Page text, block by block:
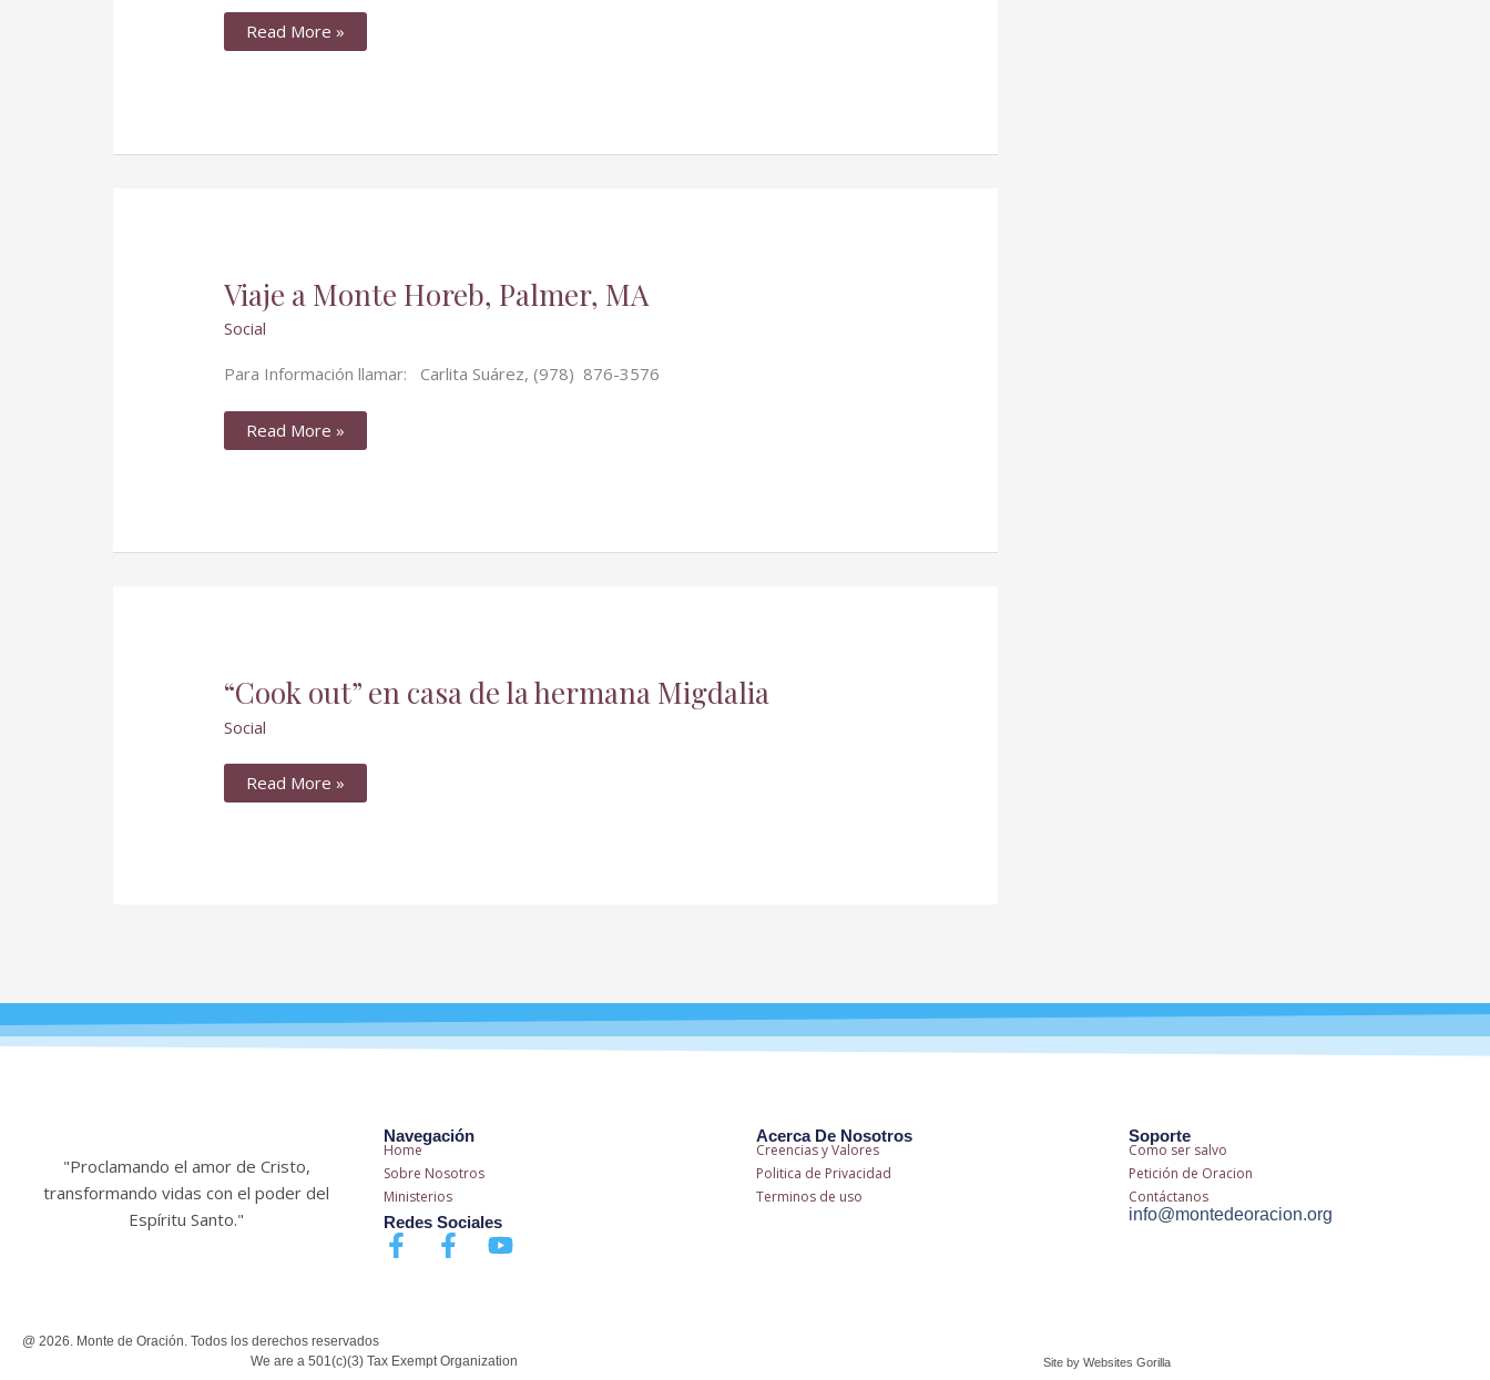
en
Laconia,
New
Read More »
Viaje a Monte Horeb, Palmer, MA
Social
Para Información llamar: Carlita Suárez, (978) 876-3576
Viaje
a
Monte
Horeb,
MA
Read More »
“Cook out” en casa de la hermana Migdalia
Social
“Cook
out”
casa
la
hermana
Migdalia
Read More »
"Proclamando el amor de Cristo,
transformando vidas con el poder del
Espíritu Santo."
Navegación
Home
Sobre Nosotros
Ministerios
Redes Sociales
F
a
o
F
a
o
Y
b
Acerca De Nosotros
Creencias y Valores
Politica de Privacidad
Terminos de uso
Soporte
Como ser salvo
Petición de Oracion
Contáctanos
info@montedeoracion.org
@ 2026. Monte de Oración. Todos los derechos reservados
We are a 501(c)(3) Tax Exempt Organization
Site by Websites Gorilla